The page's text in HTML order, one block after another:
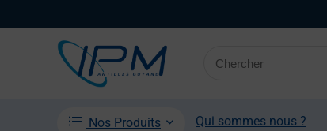
Nos Produits Qui sommes nous ?